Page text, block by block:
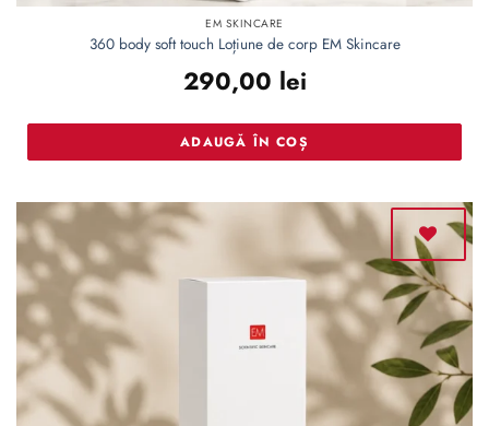
EM SKINCARE
360 body soft touch Loțiune de corp EM Skincare
290,00 lei
ADAUGĂ ÎN COȘ
Adaugă
la lista
de
dorințe